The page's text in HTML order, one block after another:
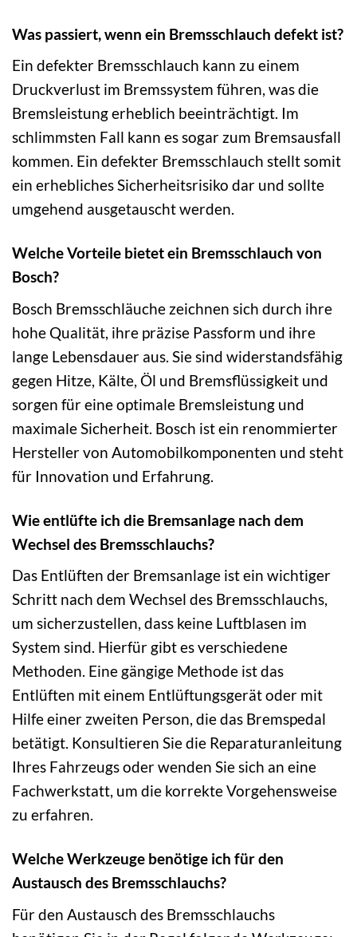
Was passiert, wenn ein Bremsschlauch defekt ist?
Ein defekter Bremsschlauch kann zu einem
Druckverlust im Bremssystem führen, was die
Bremsleistung erheblich beeinträchtigt. Im
schlimmsten Fall kann es sogar zum Bremsausfall
kommen. Ein defekter Bremsschlauch stellt somit
ein erhebliches Sicherheitsrisiko dar und sollte
umgehend ausgetauscht werden.
Welche Vorteile bietet ein Bremsschlauch von
Bosch?
Bosch Bremsschläuche zeichnen sich durch ihre
hohe Qualität, ihre präzise Passform und ihre
lange Lebensdauer aus. Sie sind widerstandsfähig
gegen Hitze, Kälte, Öl und Bremsflüssigkeit und
sorgen für eine optimale Bremsleistung und
maximale Sicherheit. Bosch ist ein renommierter
Hersteller von Automobilkomponenten und steht
für Innovation und Erfahrung.
Wie entlüfte ich die Bremsanlage nach dem
Wechsel des Bremsschlauchs?
Das Entlüften der Bremsanlage ist ein wichtiger
Schritt nach dem Wechsel des Bremsschlauchs,
um sicherzustellen, dass keine Luftblasen im
System sind. Hierfür gibt es verschiedene
Methoden. Eine gängige Methode ist das
Entlüften mit einem Entlüftungsgerät oder mit
Hilfe einer zweiten Person, die das Bremspedal
betätigt. Konsultieren Sie die Reparaturanleitung
Ihres Fahrzeugs oder wenden Sie sich an eine
Fachwerkstatt, um die korrekte Vorgehensweise
zu erfahren.
Welche Werkzeuge benötige ich für den
Austausch des Bremsschlauchs?
Für den Austausch des Bremsschlauchs